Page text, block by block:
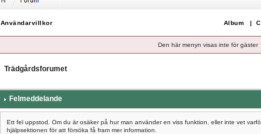
Användarvillkor Album |
Den här menyn visas inte för gäster
Trädgårdsforumet
Felmeddelande
Ett fel uppstod. Om du är osäker på hur man använder en viss funktion, eller inte vet
hjälpsektionen för att försöka få fram mer information.